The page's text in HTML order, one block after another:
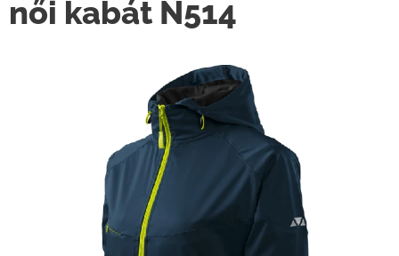
női kabát N514